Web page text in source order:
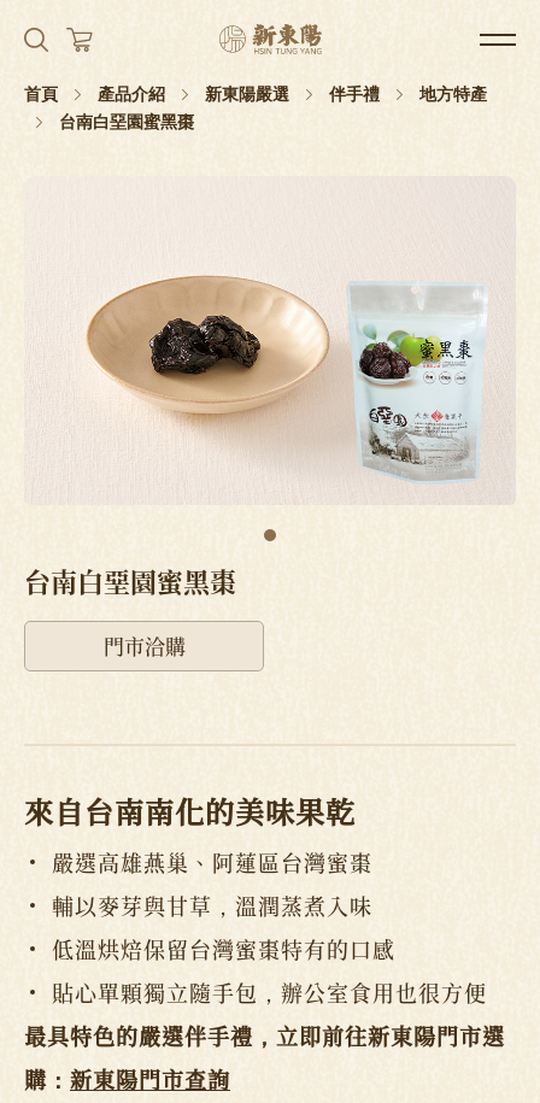
首頁 產品介紹 新東陽嚴選 伴手禮
地方特產
台南白堊園蜜黑棗
台南白堊園蜜黑棗
門市洽購
來自台南南化的美味果乾
嚴選高雄燕巢、阿蓮區台灣蜜棗
輔以麥芽與甘草，溫潤蒸煮入味
低溫烘焙保留台灣蜜棗特有的口感
貼心單顆獨立隨手包，辦公室食用也很方便
最具特色的嚴選伴手禮，立即前往新東陽門市選
購： 新東陽門市查詢